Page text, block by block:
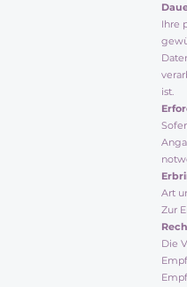
Ihre
ist.
Art
Zur
Die